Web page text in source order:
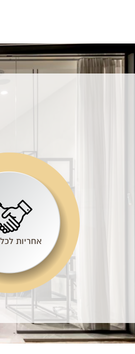
אחריות